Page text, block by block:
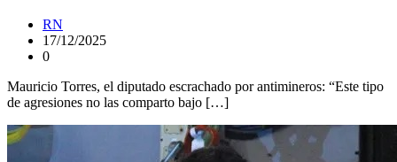
RN
17/12/2025
0
Mauricio Torres, el diputado escrachado por antimineros: “Este tipo
de agresiones no las comparto bajo […]